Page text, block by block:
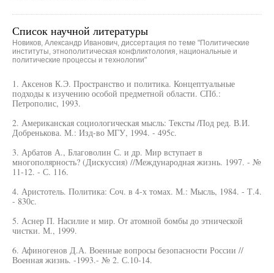
Список научной литературы
Новиков, Александр Иванович, диссертация по теме "Политические
институты, этнополитическая конфликтология, национальные и
политические процессы и технологии"
1. Аксенов К.Э. Пространство и политика. Концептуальные
подходы к изучению особой предметной области. СПб.:
Петрополис, 1993.
2. Американская социологическая мысль: Тексты /Под ред. В.И.
Добренькова. М.: Изд-во МГУ, 1994. - 495с.
3. Арбатов А., Благоволин С. и др. Мир вступает в
многополярность? (Дискуссия) //Международная жизнь. 1997. - №
11-12. - С. 116.
4. Аристотель. Политика: Соч. в 4-х томах. М.: Мысль, 1984. - Т.4.
- 830с.
5. Аснер П. Насилие и мир. От атомной бомбы до этнической
чистки. М., 1999.
6. Афиногенов Д.А. Военные вопросы безопасности России //
Военная жизнь. -1993.- № 2. С.10-14.